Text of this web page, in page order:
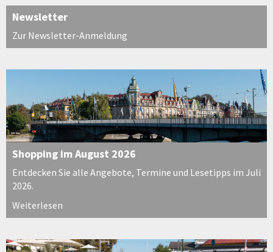
Newsletter
Zur Newsletter-Anmeldung
Shopping im August 2026
Entdecken Sie alle Angebote, Termine und Lesetipps im Juli
2026.
Weiterlesen